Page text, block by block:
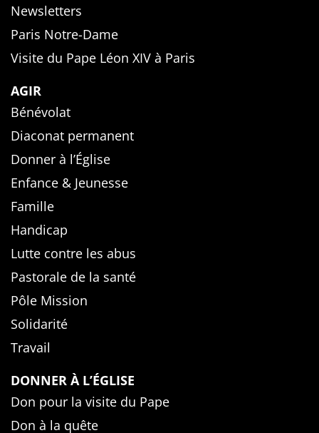
Newsletters
Paris Notre-Dame
Visite du Pape Léon XIV à Paris
AGIR
Bénévolat
Diaconat permanent
Donner à l’Église
Enfance & Jeunesse
Famille
Handicap
Lutte contre les abus
Pastorale de la santé
Pôle Mission
Solidarité
Travail
DONNER À L’ÉGLISE
Don pour la visite du Pape
Don à la quête